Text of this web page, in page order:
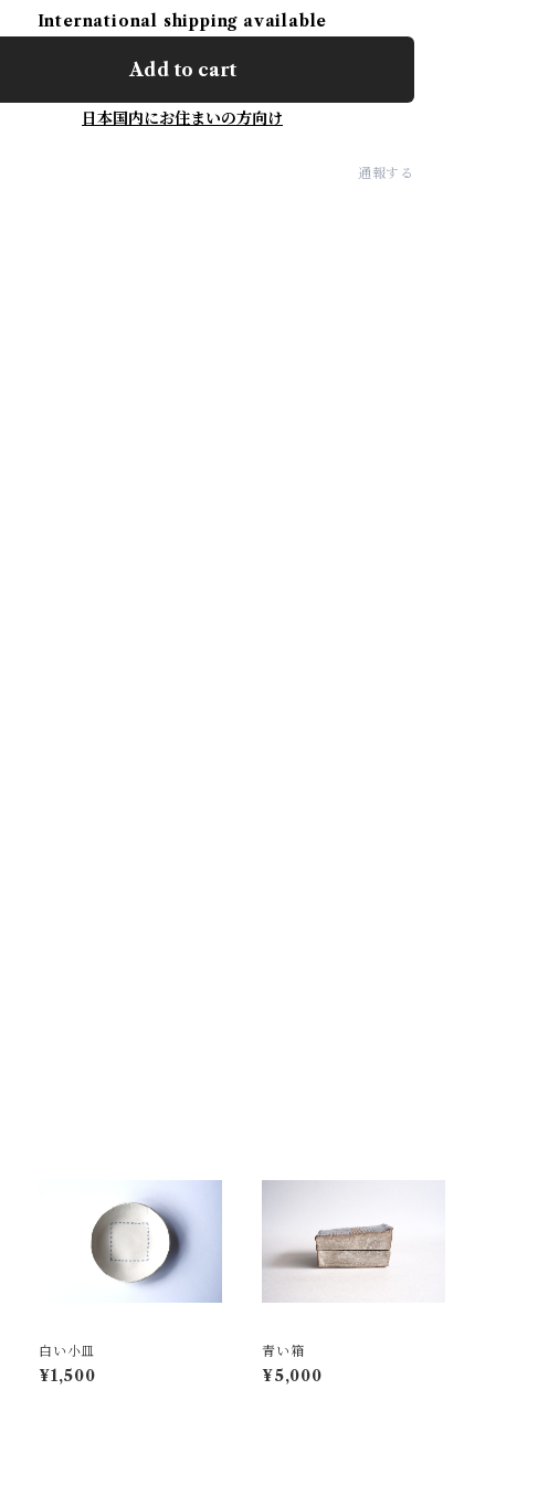
International shipping available
Add to cart
日本国内にお住まいの方向け
通報する
白い小皿
¥1,500
青い箱
¥5,000